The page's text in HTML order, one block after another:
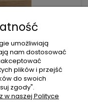
Horse A3 -
futerkiem
umożliwiają
nam dostosować
plików i przejść
do swoich
zgody".
w naszej Polityce